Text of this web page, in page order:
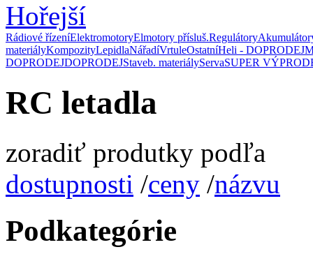
Hořejší
Rádiové řízeníElektromotoryElmotory přísluš.Regulátory
materiályKompozityLepidlaNářadíVrtuleOstatníHeli - DOPRODEJ
DOPRODEJDOPRODEJStaveb. materiályServaSUPER
RC letadla
zoradiť produtky podľa
dostupnosti /ceny /názvu
Podkategórie